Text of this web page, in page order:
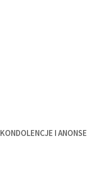
KONDOLENCJE I ANONSE